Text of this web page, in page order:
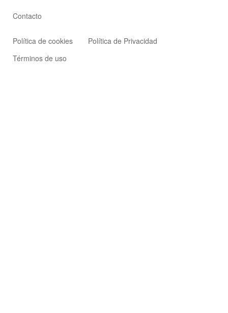
Política de cookies
Política de Privacidad
Términos de uso
Contacto